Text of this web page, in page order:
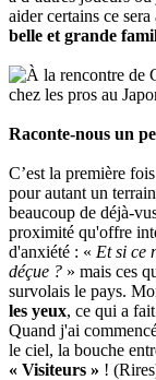
aider certains ce
belle et grande
Raconte-nous un
C’est la première
pour autant un
beaucoup de déjà-
proximité qu'offre
d'anxiété : « Et si ce
déçue ? » mais ces
survolais le pays.
les yeux, ce qui a
Quand j'ai
le ciel, la bouche
« Visiteurs » !